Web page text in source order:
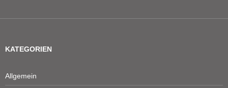
KATEGORIEN
Allgemein